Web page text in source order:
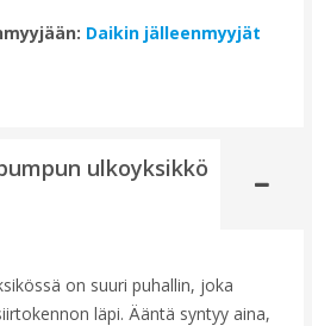
Daikin jälleenmyyjät
ulkoyksikkö
on suuri puhallin, joka
läpi. Ääntä syntyy aina,